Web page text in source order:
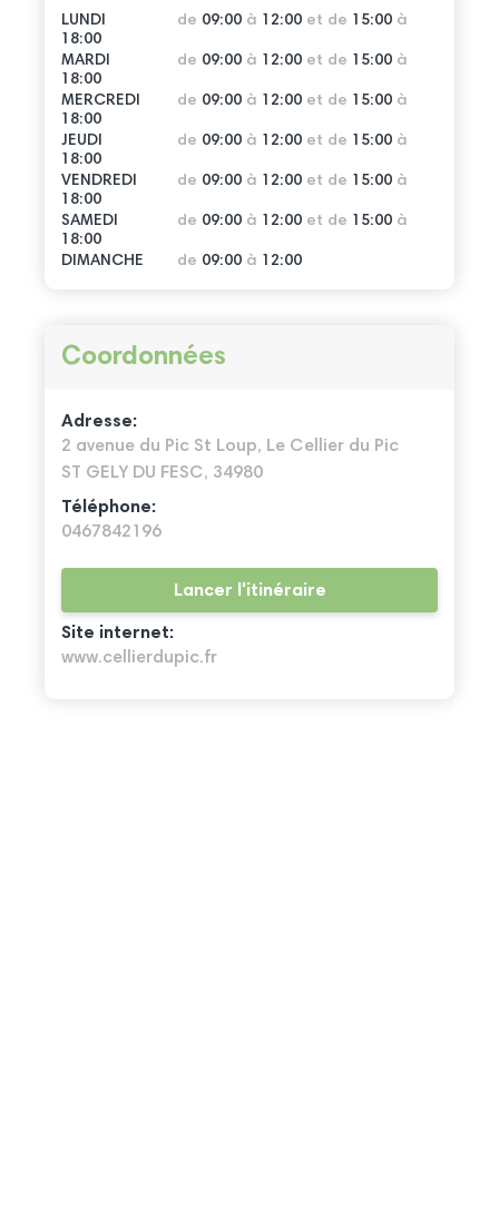
LUNDI de 09:00à 12:00et de 15:00à
18:00
MARDI
de 09:00à 12:00et de 15:00à
18:00
MERCREDI
de 09:00à 12:00et de 15:00à
18:00
JEUDI
de 09:00à 12:00et de 15:00à
18:00
VENDREDI
de 09:00à 12:00et de 15:00à
18:00
SAMEDI
de 09:00à 12:00et de 15:00à
18:00
DIMANCHE
de 09:00à 12:00
Coordonnées
Adresse:
2 avenue du Pic St Loup, Le Cellier du Pic
ST GELY DU FESC, 34980
Téléphone:
0467842196
Lancer l'itinéraire
Site internet:
www.cellierdupic.fr